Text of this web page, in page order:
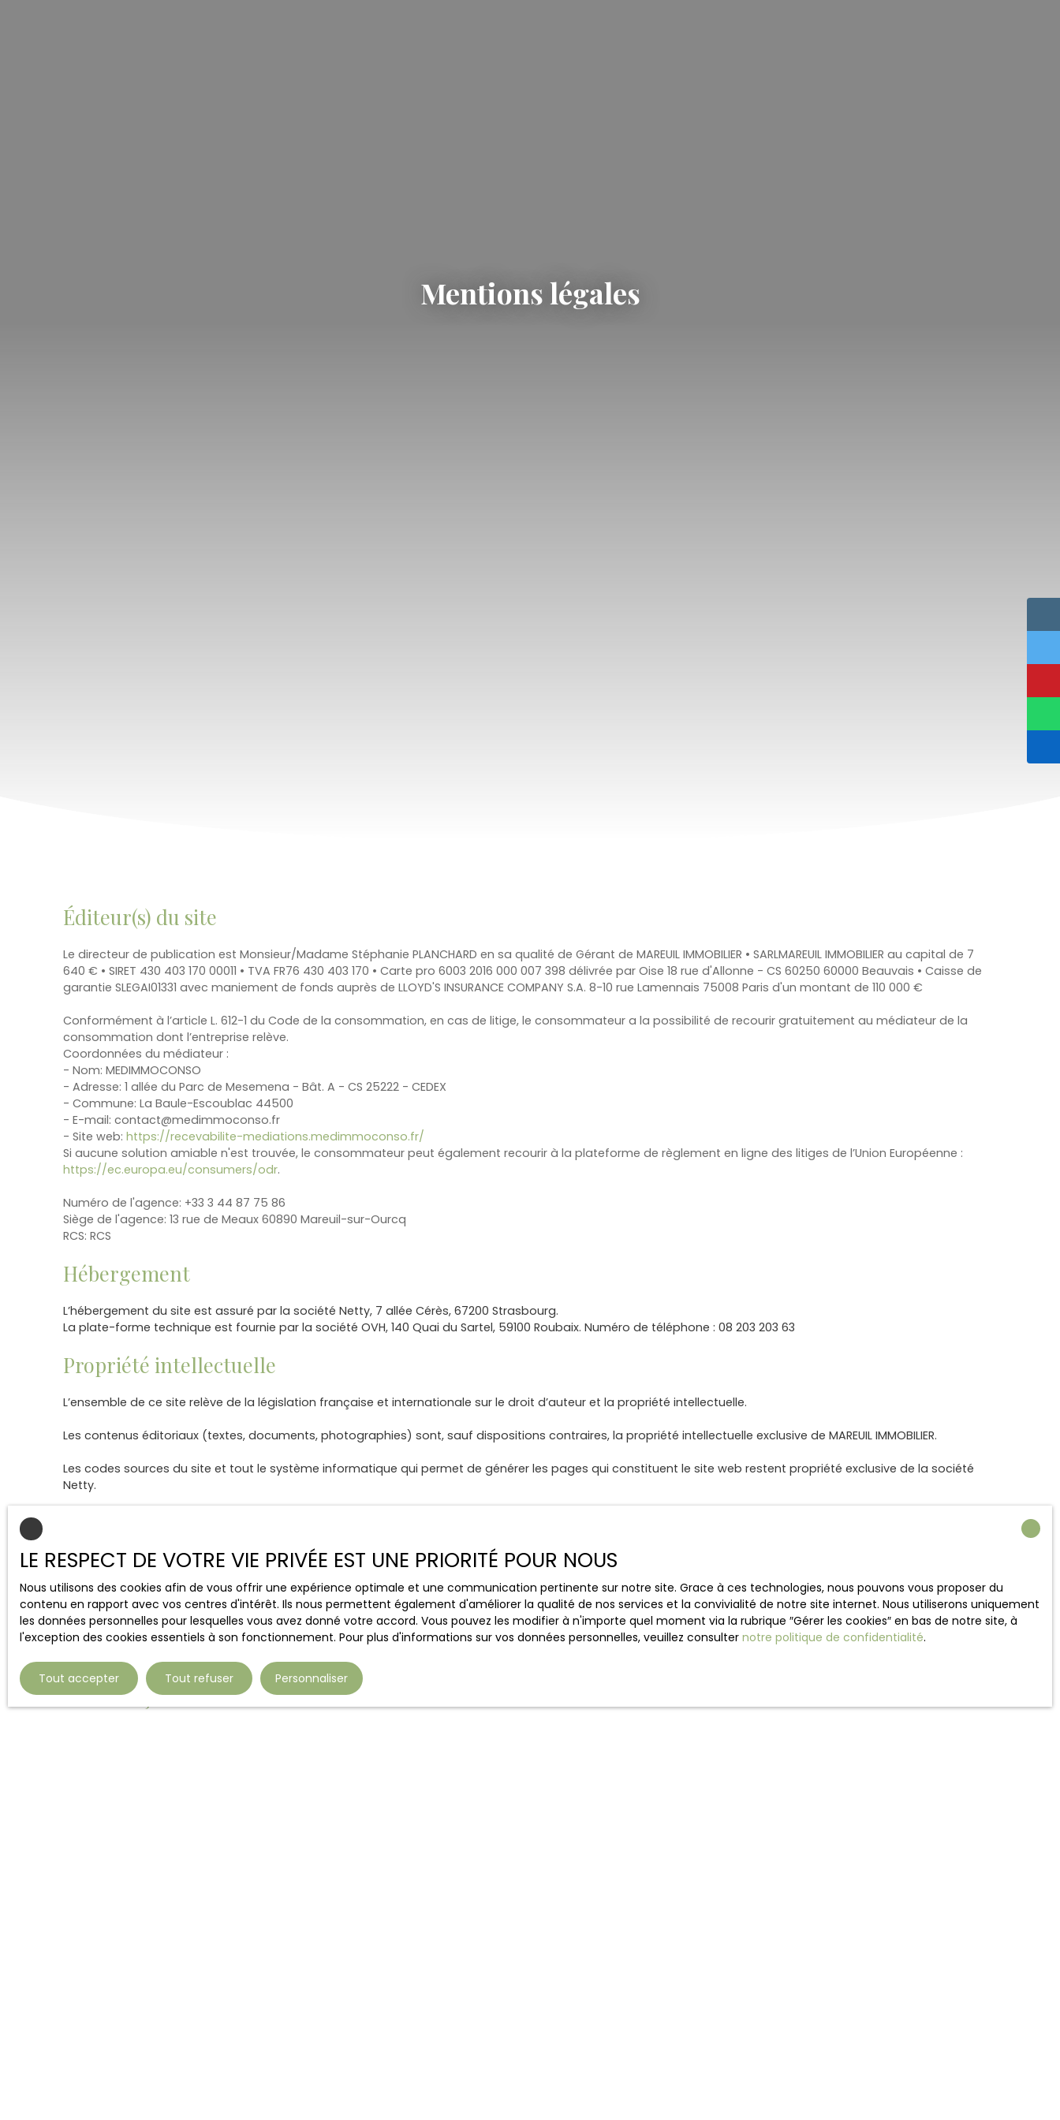
Mentions légales
Éditeur(s) du site
Le directeur de publication est Monsieur/Madame Stéphanie PLANCHARD en sa qualité de Gérant de MAREUIL IMMOBILIER • SARLMAREUIL IMMOBILIER au capital de 7
640 € • SIRET 430 403 170 00011 • TVA FR76 430 403 170 • Carte pro 6003 2016 000 007 398 délivrée par Oise 18 rue d'Allonne - CS 60250 60000 Beauvais • Caisse de
garantie SLEGAI01331 avec maniement de fonds auprès de LLOYD'S INSURANCE COMPANY S.A. 8-10 rue Lamennais 75008 Paris d'un montant de 110 000 €
Conformément à l’article L. 612-1 du Code de la consommation, en cas de litige, le consommateur a la possibilité de recourir gratuitement au médiateur de la
consommation dont l’entreprise relève.
Coordonnées du médiateur :
- Nom: MEDIMMOCONSO
- Adresse: 1 allée du Parc de Mesemena - Bât. A - CS 25222 - CEDEX
- Commune: La Baule-Escoublac 44500
- E-mail: contact@medimmoconso.fr
- Site web: https://recevabilite-mediations.medimmoconso.fr/
Si aucune solution amiable n'est trouvée, le consommateur peut également recourir à la plateforme de règlement en ligne des litiges de l’Union Européenne :
https://ec.europa.eu/consumers/odr.
Numéro de l'agence: +33 3 44 87 75 86
Siège de l'agence: 13 rue de Meaux 60890 Mareuil-sur-Ourcq
RCS: RCS
Hébergement
L’hébergement du site est assuré par la société Netty, 7 allée Cérès, 67200 Strasbourg.
La plate-forme technique est fournie par la société OVH, 140 Quai du Sartel, 59100 Roubaix. Numéro de téléphone : 08 203 203 63
Propriété intellectuelle
L’ensemble de ce site relève de la législation française et internationale sur le droit d’auteur et la propriété intellectuelle.
Les contenus éditoriaux (textes, documents, photographies) sont, sauf dispositions contraires, la propriété intellectuelle exclusive de MAREUIL IMMOBILIER.
Les codes sources du site et tout le système informatique qui permet de générer les pages qui constituent le site web restent propriété exclusive de la société
Netty.
Liens externes
Le site peut contenir des liens hypertextes externes, pointant vers d’autres sites internet indépendants. Ces liens ne constituent, en aucun cas, une approbation ou
un partenariat entre MAREUIL IMMOBILIER et les sociétés éditrices des sites externes. Dès lors, l’éditeur du présent site ne saurait être tenu responsable de leurs
contenus, leurs produits, leurs publicités ou tous éléments ou services présentés. En outre, l’éditeur du présent site ne garantit pas la qualité permanente et
continue du contenu de ces sites.
Force majeure
LE RESPECT DE VOTRE VIE PRIVÉE EST UNE PRIORITÉ POUR NOUS
Nous utilisons des cookies afin de vous offrir une expérience optimale et une communication pertinente sur notre site. Grace à ces technologies, nous pouvons vous proposer du
contenu en rapport avec vos centres d'intérêt. Ils nous permettent également d'améliorer la qualité de nos services et la convivialité de notre site internet. Nous utiliserons uniquement
les données personnelles pour lesquelles vous avez donné votre accord. Vous pouvez les modifier à n'importe quel moment via la rubrique ″Gérer les cookies″ en bas de notre site, à
l'exception des cookies essentiels à son fonctionnement. Pour plus d'informations sur vos données personnelles, veuillez consulter notre politique de confidentialité.
Tout accepter Tout refuser Personnaliser